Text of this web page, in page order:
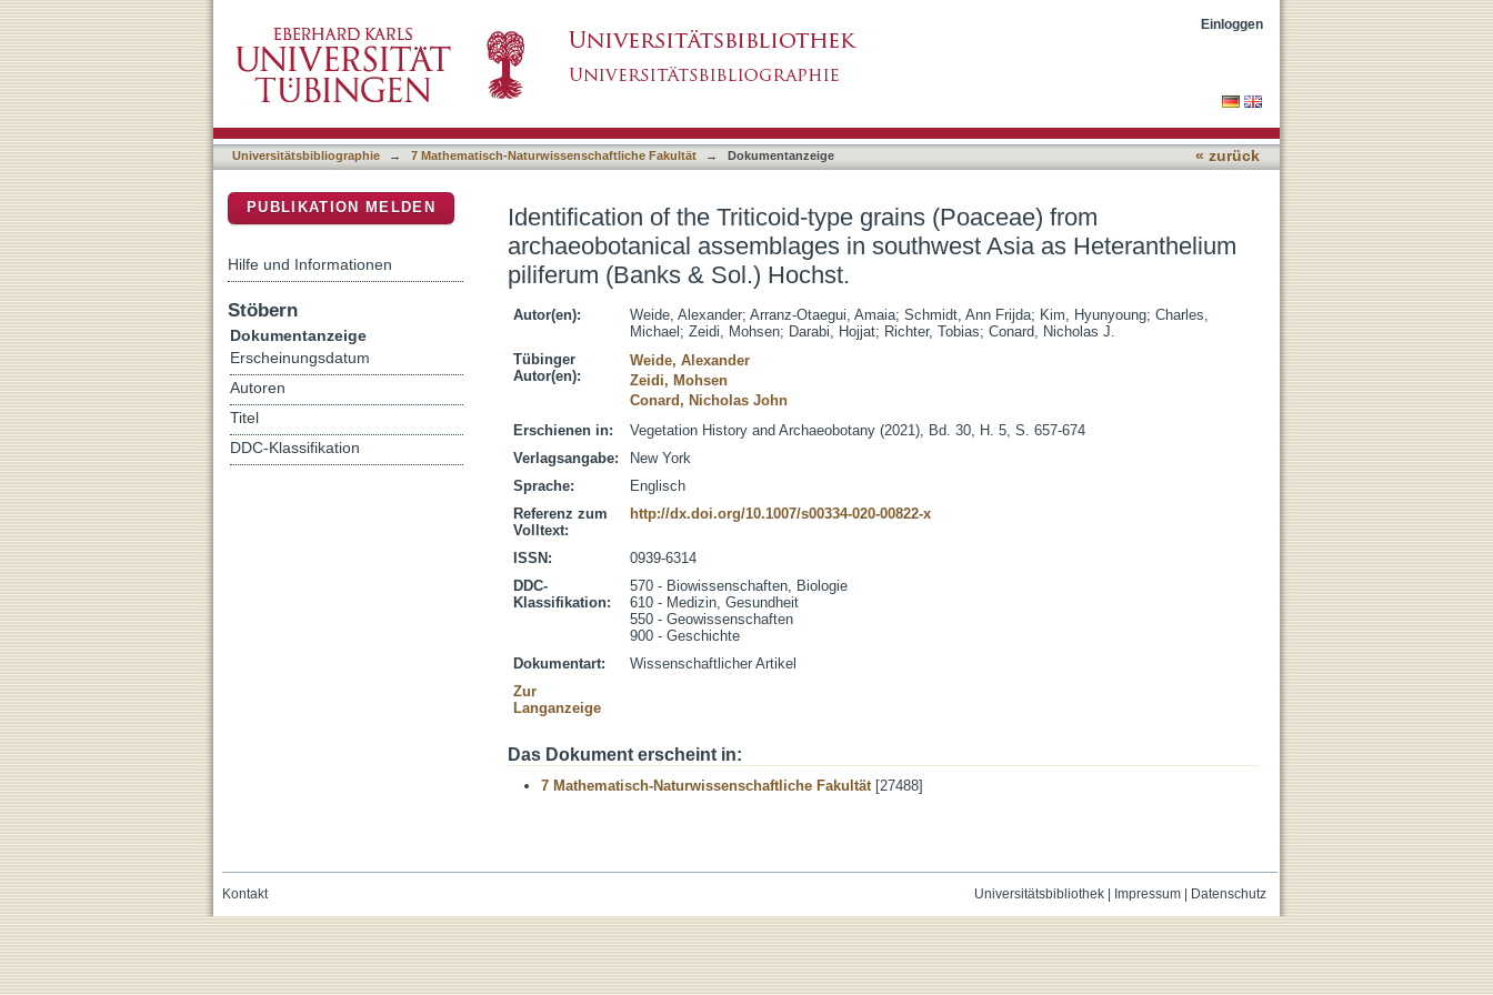
southwest Asia as Heteranthelium piliferum (Banks & Sol.) Hochst.
Einloggen
Universitätsbibliographie → 7 Mathematisch-Naturwissenschaftliche Fakultät → Dokumentanzeige « zurück
Identification of the Triticoid-type grains (Poaceae) from
archaeobotanical assemblages in southwest Asia as Heteranthelium
piliferum (Banks & Sol.) Hochst.
Autor(en): Weide, Alexander; Arranz-Otaegui, Amaia; Schmidt, Ann Frijda; Kim, Hyunyoung; Charles,
Michael ; Zeidi, Mohsen; Darabi, Hojjat; Richter, Tobias; Conard, Nicholas J.
Tübinger
Autor(en):
Weide, Alexander
Zeidi, Mohsen
Conard, Nicholas John
Erschienen in:
Vegetation History and Archaeobotany (2021), Bd. 30, H. 5, S. 657-674
Verlagsangabe:
New York
Sprache:
Englisch
Referenz zum
Volltext:
http://dx.doi.org/10.1007/s00334-020-00822-x
ISSN:
0939-6314
DDC-
Klassifikation:
570 - Biowissenschaften, Biologie
610 - Medizin, Gesundheit
550 - Geowissenschaften
900 - Geschichte
Dokumentart:
Wissenschaftlicher Artikel
Zur
Langanzeige
Das Dokument erscheint in:
7 Mathematisch-Naturwissenschaftliche Fakultät[27488]
PUBLIKATION MELDEN
Hilfe und Informationen
Stöbern
Dokumentanzeige
Erscheinungsdatum
Autoren
Titel
DDC-Klassifikation
Universitätsbibliothek| Impressum| Datenschutz
Kontakt